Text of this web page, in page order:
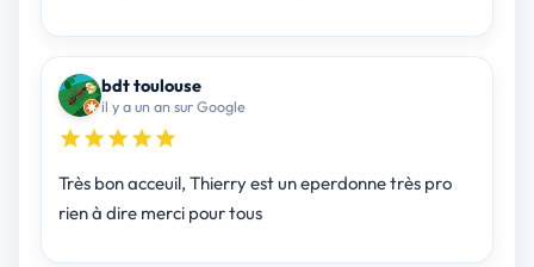
bdt toulouse
il y a un an sur Google
Très bon acceuil, Thierry est un eperdonne très pro
rien à dire merci pour tous